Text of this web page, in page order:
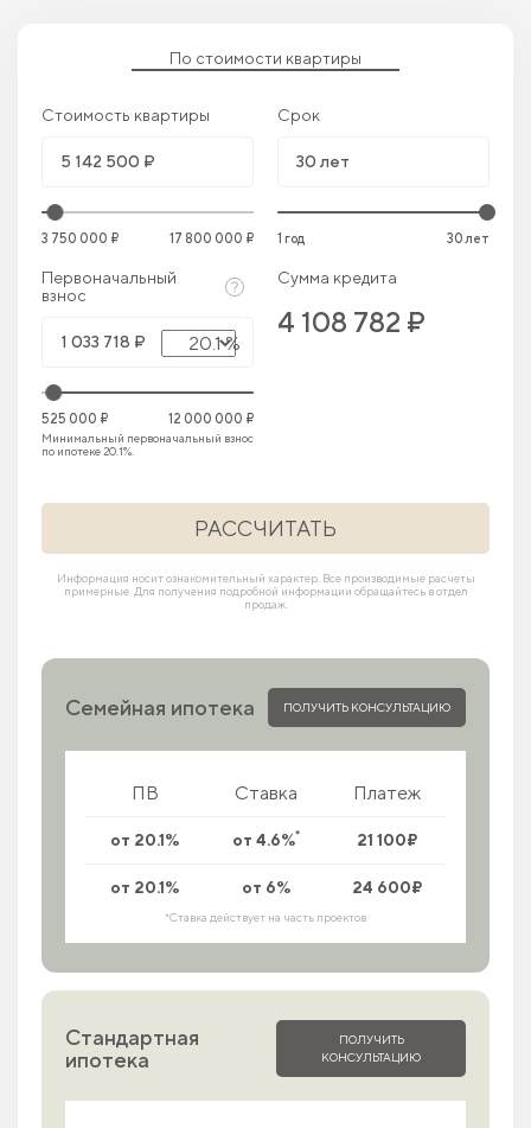
По стоимости квартиры
Стоимость квартиры
3 750 000 ₽ 17 800 000 ₽
Срок
1 год 30 лет
Первоначальный
взнос
20.1 %
525 000 ₽
12 000 000 ₽
Минимальный первоначальный взнос
по ипотеке 20.1%.
Сумма кредита
4 108 782 ₽
РАССЧИТАТЬ
Информация носит ознакомительный характер. Все производимые расчеты
примерные. Для получения подробной информации обращайтесь в отдел
продаж.
Семейная ипотека ПОЛУЧИТЬ КОНСУЛЬТАЦИЮ
ПВ Ставка Платеж
от 20.1% от 4.6%* 21 100₽
от 20.1% от 6% 24 600₽
*Ставка действует на часть проектов
Стандартная
ипотека
ПОЛУЧИТЬ
КОНСУЛЬТАЦИЮ